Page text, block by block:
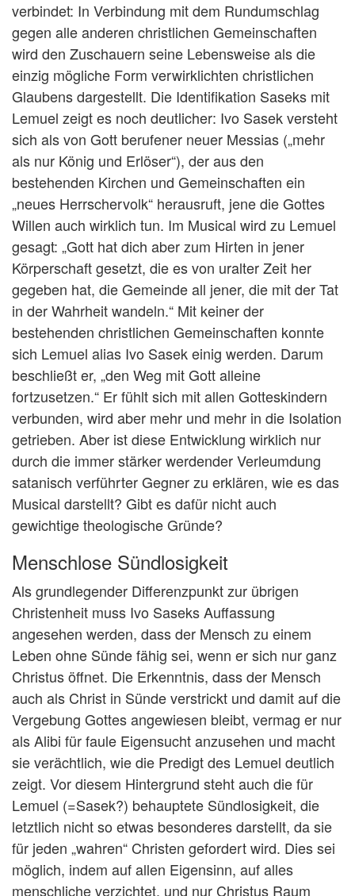
verbindet: In Verbindung mit dem Rundumschlag
gegen alle anderen christlichen Gemeinschaften
wird den Zuschauern seine Lebensweise als die
einzig mögliche Form verwirklichten christlichen
Glaubens dargestellt. Die Identifikation Saseks mit
Lemuel zeigt es noch deutlicher: Ivo Sasek versteht
sich als von Gott berufener neuer Messias („mehr
als nur König und Erlöser“), der aus den
bestehenden Kirchen und Gemeinschaften ein
„neues Herrschervolk“ herausruft, jene die Gottes
Willen auch wirklich tun. Im Musical wird zu Lemuel
gesagt: „Gott hat dich aber zum Hirten in jener
Körperschaft gesetzt, die es von uralter Zeit her
gegeben hat, die Gemeinde all jener, die mit der Tat
in der Wahrheit wandeln.“ Mit keiner der
bestehenden christlichen Gemeinschaften konnte
sich Lemuel alias Ivo Sasek einig werden. Darum
beschließt er, „den Weg mit Gott alleine
fortzusetzen.“ Er fühlt sich mit allen Gotteskindern
verbunden, wird aber mehr und mehr in die Isolation
getrieben. Aber ist diese Entwicklung wirklich nur
durch die immer stärker werdender Verleumdung
satanisch verführter Gegner zu erklären, wie es das
Musical darstellt? Gibt es dafür nicht auch
gewichtige theologische Gründe?
Menschlose Sündlosigkeit
Als grundlegender Differenzpunkt zur übrigen
Christenheit muss Ivo Saseks Auffassung
angesehen werden, dass der Mensch zu einem
Leben ohne Sünde fähig sei, wenn er sich nur ganz
Christus öffnet. Die Erkenntnis, dass der Mensch
auch als Christ in Sünde verstrickt und damit auf die
Vergebung Gottes angewiesen bleibt, vermag er nur
als Alibi für faule Eigensucht anzusehen und macht
sie verächtlich, wie die Predigt des Lemuel deutlich
zeigt. Vor diesem Hintergrund steht auch die für
Lemuel (=Sasek?) behauptete Sündlosigkeit, die
letztlich nicht so etwas besonderes darstellt, da sie
für jeden „wahren“ Christen gefordert wird. Dies sei
möglich, indem auf allen Eigensinn, auf alles
menschliche verzichtet, und nur Christus Raum